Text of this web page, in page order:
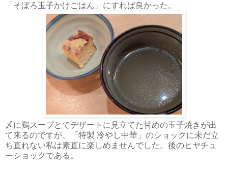
「そぼろ玉子かけごはん」にすれば良かった。
〆に鶏スープとでデザートに見立てた甘めの玉子焼きが出
て来るのですが、「特製 冷やし中華」のショックに未だ立
ち直れない私は素直に楽しめませんでした。後のヒヤチュ
ーショックである。